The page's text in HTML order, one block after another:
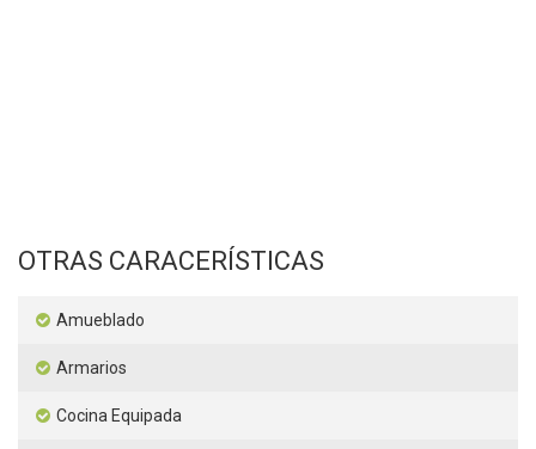
OTRAS CARACERÍSTICAS
Amueblado
Armarios
Cocina Equipada